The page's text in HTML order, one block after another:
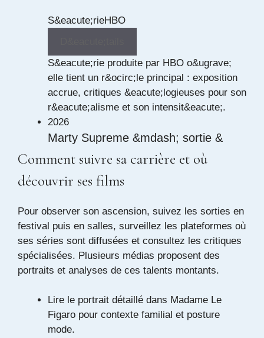
S&eacute;rieHBO
S&eacute;rie produite par HBO o&ugrave;
elle tient un r&ocirc;le principal : exposition
accrue, critiques &eacute;logieuses pour son
r&eacute;alisme et son intensit&eacute;.
2026
Marty Supreme &mdash; sortie &
nomination
Cin&eacute;maNomination
Sortie en salles du film 'Marty Supreme'.
Nomination aux Actor Awards pour une
performance acclam&eacute;e par la critique
ind&eacute;pendante.
Tournages et festivals &agrave; venir
Tournages
Comment suivre sa carrière et où
découvrir ses films
Pour observer son ascension, suivez les sorties en
festival puis en salles, surveillez les plateformes où
ses séries sont diffusées et consultez les critiques
spécialisées. Plusieurs médias proposent des
portraits et analyses de ces talents montants.
Lire le portrait détaillé dans Madame Le
Figaro pour contexte familial et posture
mode.